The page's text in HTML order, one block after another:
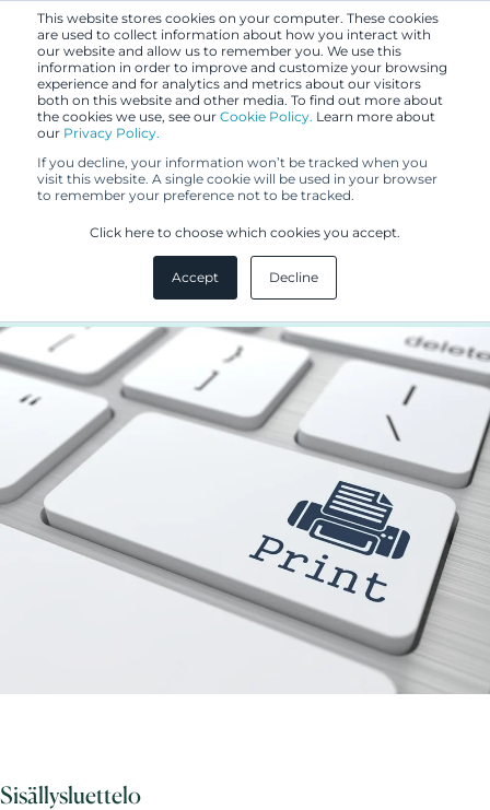
This website stores cookies on your computer. These cookies
are used to collect information about how you interact with
our website and allow us to remember you. We use this
information in order to improve and customize your browsing
experience and for analytics and metrics about our visitors
both on this website and other media. To find out more about
the cookies we use, see our Cookie Policy. Learn more about
our Privacy Policy.
If you decline, your information won’t be tracked when you
visit this website. A single cookie will be used in your browser
to remember your preference not to be tracked.
Click here to choose which cookies you accept.
Accept Decline
11.12.2018
3D-tulostuksen trendit ja
immateriaalioikeudet
Sisällysluettelo